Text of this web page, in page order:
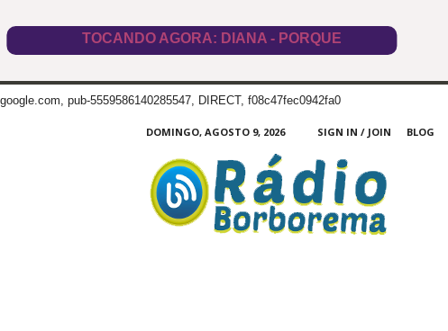
google.com, pub-5559586140285547, DIRECT, f08c47fec0942fa0
DOMINGO, AGOSTO 9, 2026 SIGN IN / JOIN BLOG
Borborema